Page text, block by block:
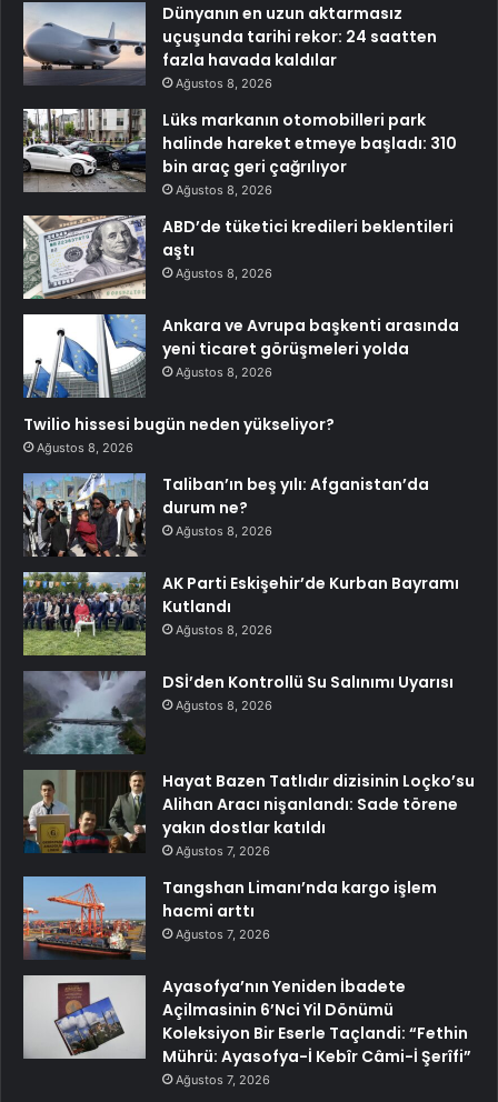
Dünyanın en uzun aktarmasız
uçuşunda tarihi rekor: 24 saatten
fazla havada kaldılar
Ağustos 8, 2026
Lüks markanın otomobilleri park
halinde hareket etmeye başladı: 310
bin araç geri çağrılıyor
Ağustos 8, 2026
ABD’de tüketici kredileri beklentileri
aştı
Ağustos 8, 2026
Ankara ve Avrupa başkenti arasında
yeni ticaret görüşmeleri yolda
Ağustos 8, 2026
Twilio hissesi bugün neden yükseliyor?
Ağustos 8, 2026
Taliban’ın beş yılı: Afganistan’da
durum ne?
Ağustos 8, 2026
AK Parti Eskişehir’de Kurban Bayramı
Kutlandı
Ağustos 8, 2026
DSİ’den Kontrollü Su Salınımı Uyarısı
Ağustos 8, 2026
Hayat Bazen Tatlıdır dizisinin Loçko’su
Alihan Aracı nişanlandı: Sade törene
yakın dostlar katıldı
Ağustos 7, 2026
Tangshan Limanı’nda kargo işlem
hacmi arttı
Ağustos 7, 2026
Ayasofya’nın Yeniden İbadete
Açilmasinin 6’Nci Yil Dönümü
Koleksiyon Bir Eserle Taçlandi: “Fethin
Mührü: Ayasofya-İ Kebîr Câmi-İ Şerîfi”
Ağustos 7, 2026